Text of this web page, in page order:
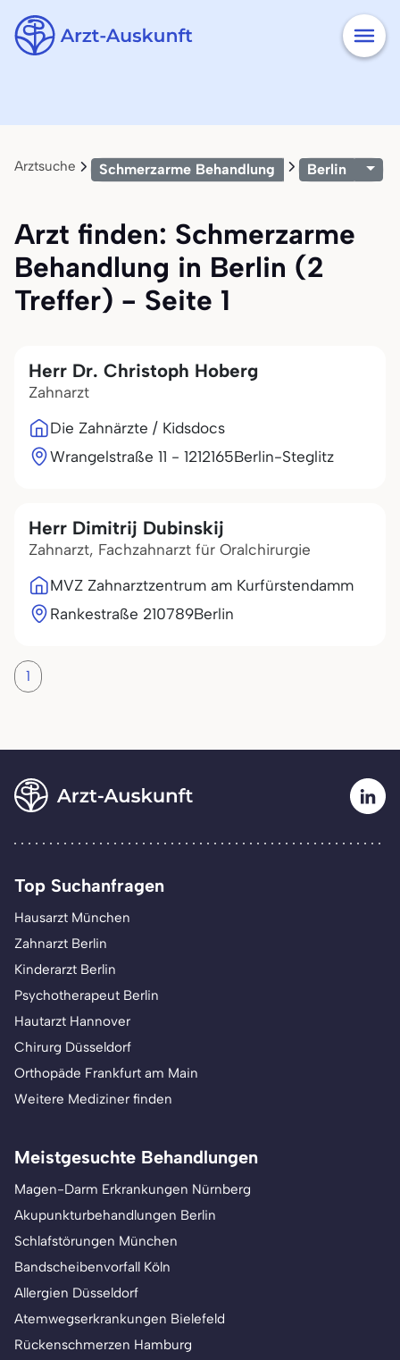
Arztsuche Schmerzarme Behandlung Berlin
Arzt finden: Schmerzarme
Behandlung in Berlin (2
Treffer) - Seite 1
Herr Dr. Christoph Hoberg
Zahnarzt
Die Zahnärzte / Kidsdocs
Wrangelstraße 11 - 1212165Berlin-Steglitz
Herr Dimitrij Dubinskij
Zahnarzt, Fachzahnarzt für Oralchirurgie
MVZ Zahnarztzentrum am Kurfürstendamm
Rankestraße 210789Berlin
1
Top Suchanfragen
Hausarzt München
Zahnarzt Berlin
Kinderarzt Berlin
Psychotherapeut Berlin
Hautarzt Hannover
Chirurg Düsseldorf
Orthopäde Frankfurt am Main
Weitere Mediziner finden
Meistgesuchte Behandlungen
Magen-Darm Erkrankungen Nürnberg
Akupunkturbehandlungen Berlin
Schlafstörungen München
Bandscheibenvorfall Köln
Allergien Düsseldorf
Atemwegserkrankungen Bielefeld
Rückenschmerzen Hamburg